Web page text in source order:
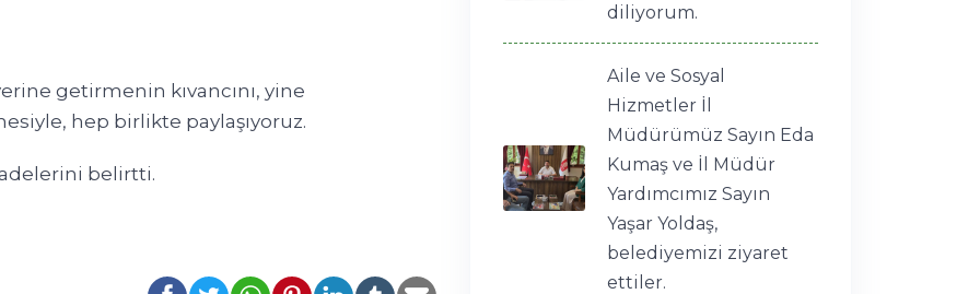
getirmenin kıvancını, yine
hep birlikte paylaşıyoruz.
belirtti.
diliyorum.
Aile ve Sosyal
Hizmetler İl
Müdürümüz Sayın Eda
Kumaş ve İl Müdür
Yardımcımız Sayın
Yaşar Yoldaş,
belediyemizi ziyaret
ettiler.